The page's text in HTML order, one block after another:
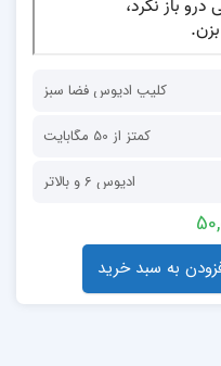
کلیپ ادیوس فضا سبز
کمتز از 50 مگابایت
ادیوس 6 و بالاتر
به سبد خرید